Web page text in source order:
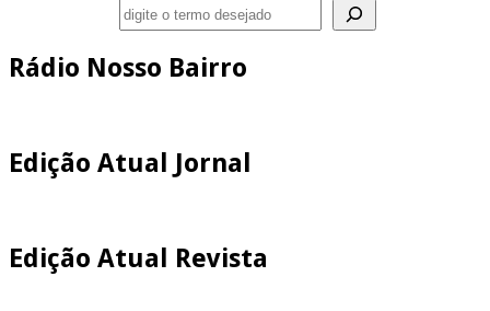
Rádio Nosso Bairro
Edição Atual Jornal
Edição Atual Revista